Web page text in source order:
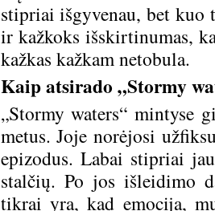
stipriai išgyvenau, bet kuo
ir kažkoks išskirtinumas,
kažkas kažkam netobula.
Kaip atsirado „Stormy
„Stormy waters“ mintyse
metus. Joje norėjosi
epizodus. Labai stipriai
stalčių. Po jos išleidimo
tikrai yra, kad emocija,